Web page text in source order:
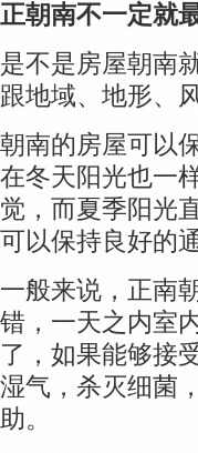
正朝南不一定就
是不是房屋朝南
跟地域、地形、
朝南的房屋可以
在冬天阳光也一
觉，而夏季阳光
可以保持良好的
一般来说，正南
错，一天之内室
了，如果能够接
湿气，杀灭细菌
助。